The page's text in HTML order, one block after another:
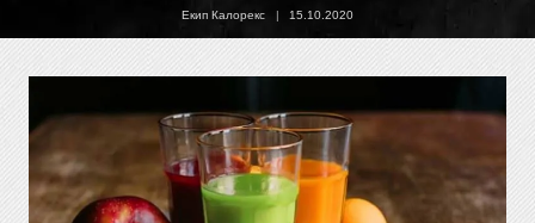
Екип Калорекс 15.10.2020